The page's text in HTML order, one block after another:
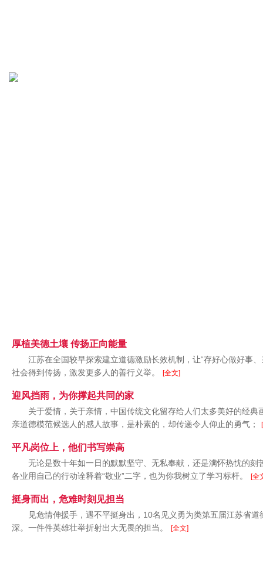
厚植美德土壤 传扬正向能量
江苏在全国较早探索建立道德激励长效机制，让“存好心做好事
社会得到传扬，激发更多人的善行义举。
[全文]
迎风挡雨，为你撑起共同的家
关于爱情，关于亲情，中国传统文化留存给人们太多美好的经典
亲道德模范候选人的感人故事，是朴素的，却传递令人仰止的勇气；
平凡岗位上，他们书写崇高
无论是数十年如一日的默默坚守、无私奉献，还是满怀热忱的刻
各业用自己的行动诠释着“敬业”二字，也为你我树立了学习标杆。
[全
挺身而出，危难时刻见担当
见危情伸援手，遇不平挺身出，10名见义勇为类第五届江苏省
深。一件件英雄壮举折射出大无畏的担当。
[全文]